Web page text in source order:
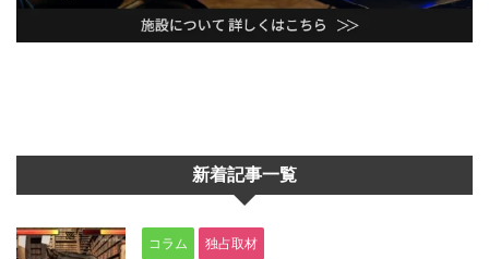
新着記事一覧
コラム 独占取材